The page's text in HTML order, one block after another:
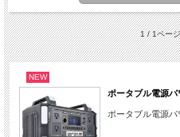
1 / 1ページ
NEW
ポータブル電源
ポータブル電源